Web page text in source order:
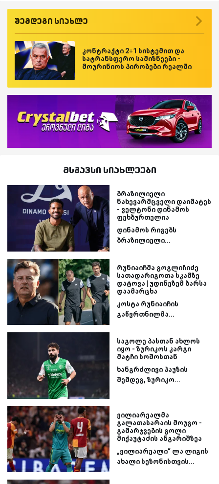
შემდეგი სიახლე
კონტრაქტი 2+1 სისტემით და
სატრანსფერო სამიზნეები -
მოურინიოს პირობები რეალში
მსგავსი სიახლეები
ბრაზილიელი
ნახევარმცველი დაიმატეს
- ველტონი დინამოს
ფეხბურთელია
დინამოს რიგებს
ბრაზილიელი...
რუნიაიჩმა გოგლიჩიძე
სათადარიგოთა სკამზე
დატოვა | უდინეზემ ბარსა
დაამარცხა
კოსტა რუნიაიჩის
გაწვრთნილმა...
საგოლე პასთან ახლოს
იყო - ზურიკოს კარგი
მატჩი სოშოსთან
ხანგრძლივი პაუზის
შემდეგ, ზურიკო...
ვილიარეალმა
გალათასარაის მოუგო -
გამარჯვების გოლი
მიქაუტაძის ანგარიშზეა
„ვილიარეალი“ ლა ლიგის
ახალი სეზონისთვის...